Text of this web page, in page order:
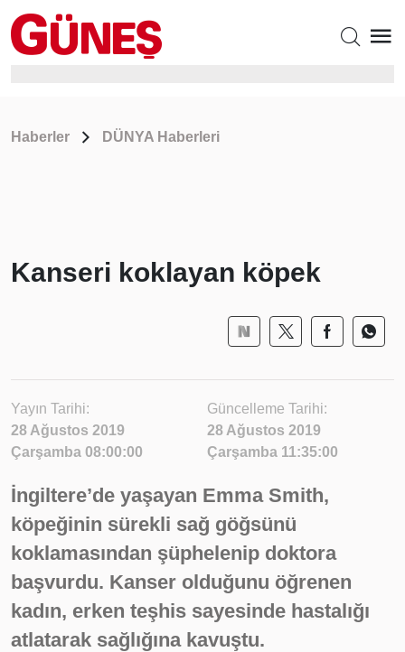
Haberler DÜNYA Haberleri
Kanseri koklayan köpek
Yayın Tarihi:
28 Ağustos 2019
Çarşamba 08:00:00
Güncelleme Tarihi:
28 Ağustos 2019
Çarşamba 11:35:00
İngiltere’de yaşayan Emma Smith,
köpeğinin sürekli sağ göğsünü
koklamasından şüphelenip doktora
başvurdu. Kanser olduğunu öğrenen
kadın, erken teşhis sayesinde hastalığı
atlatarak sağlığına kavuştu.